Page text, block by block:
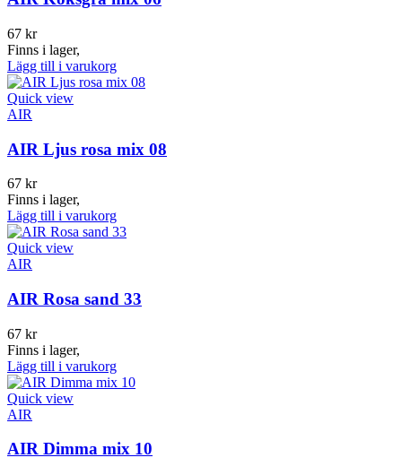
67 kr
Finns i lager,
Lägg till i varukorg
Quick view
AIR
AIR Ljus rosa mix 08
67 kr
Finns i lager,
Lägg till i varukorg
Quick view
AIR
AIR Rosa sand 33
67 kr
Finns i lager,
Lägg till i varukorg
Quick view
AIR
AIR Dimma mix 10